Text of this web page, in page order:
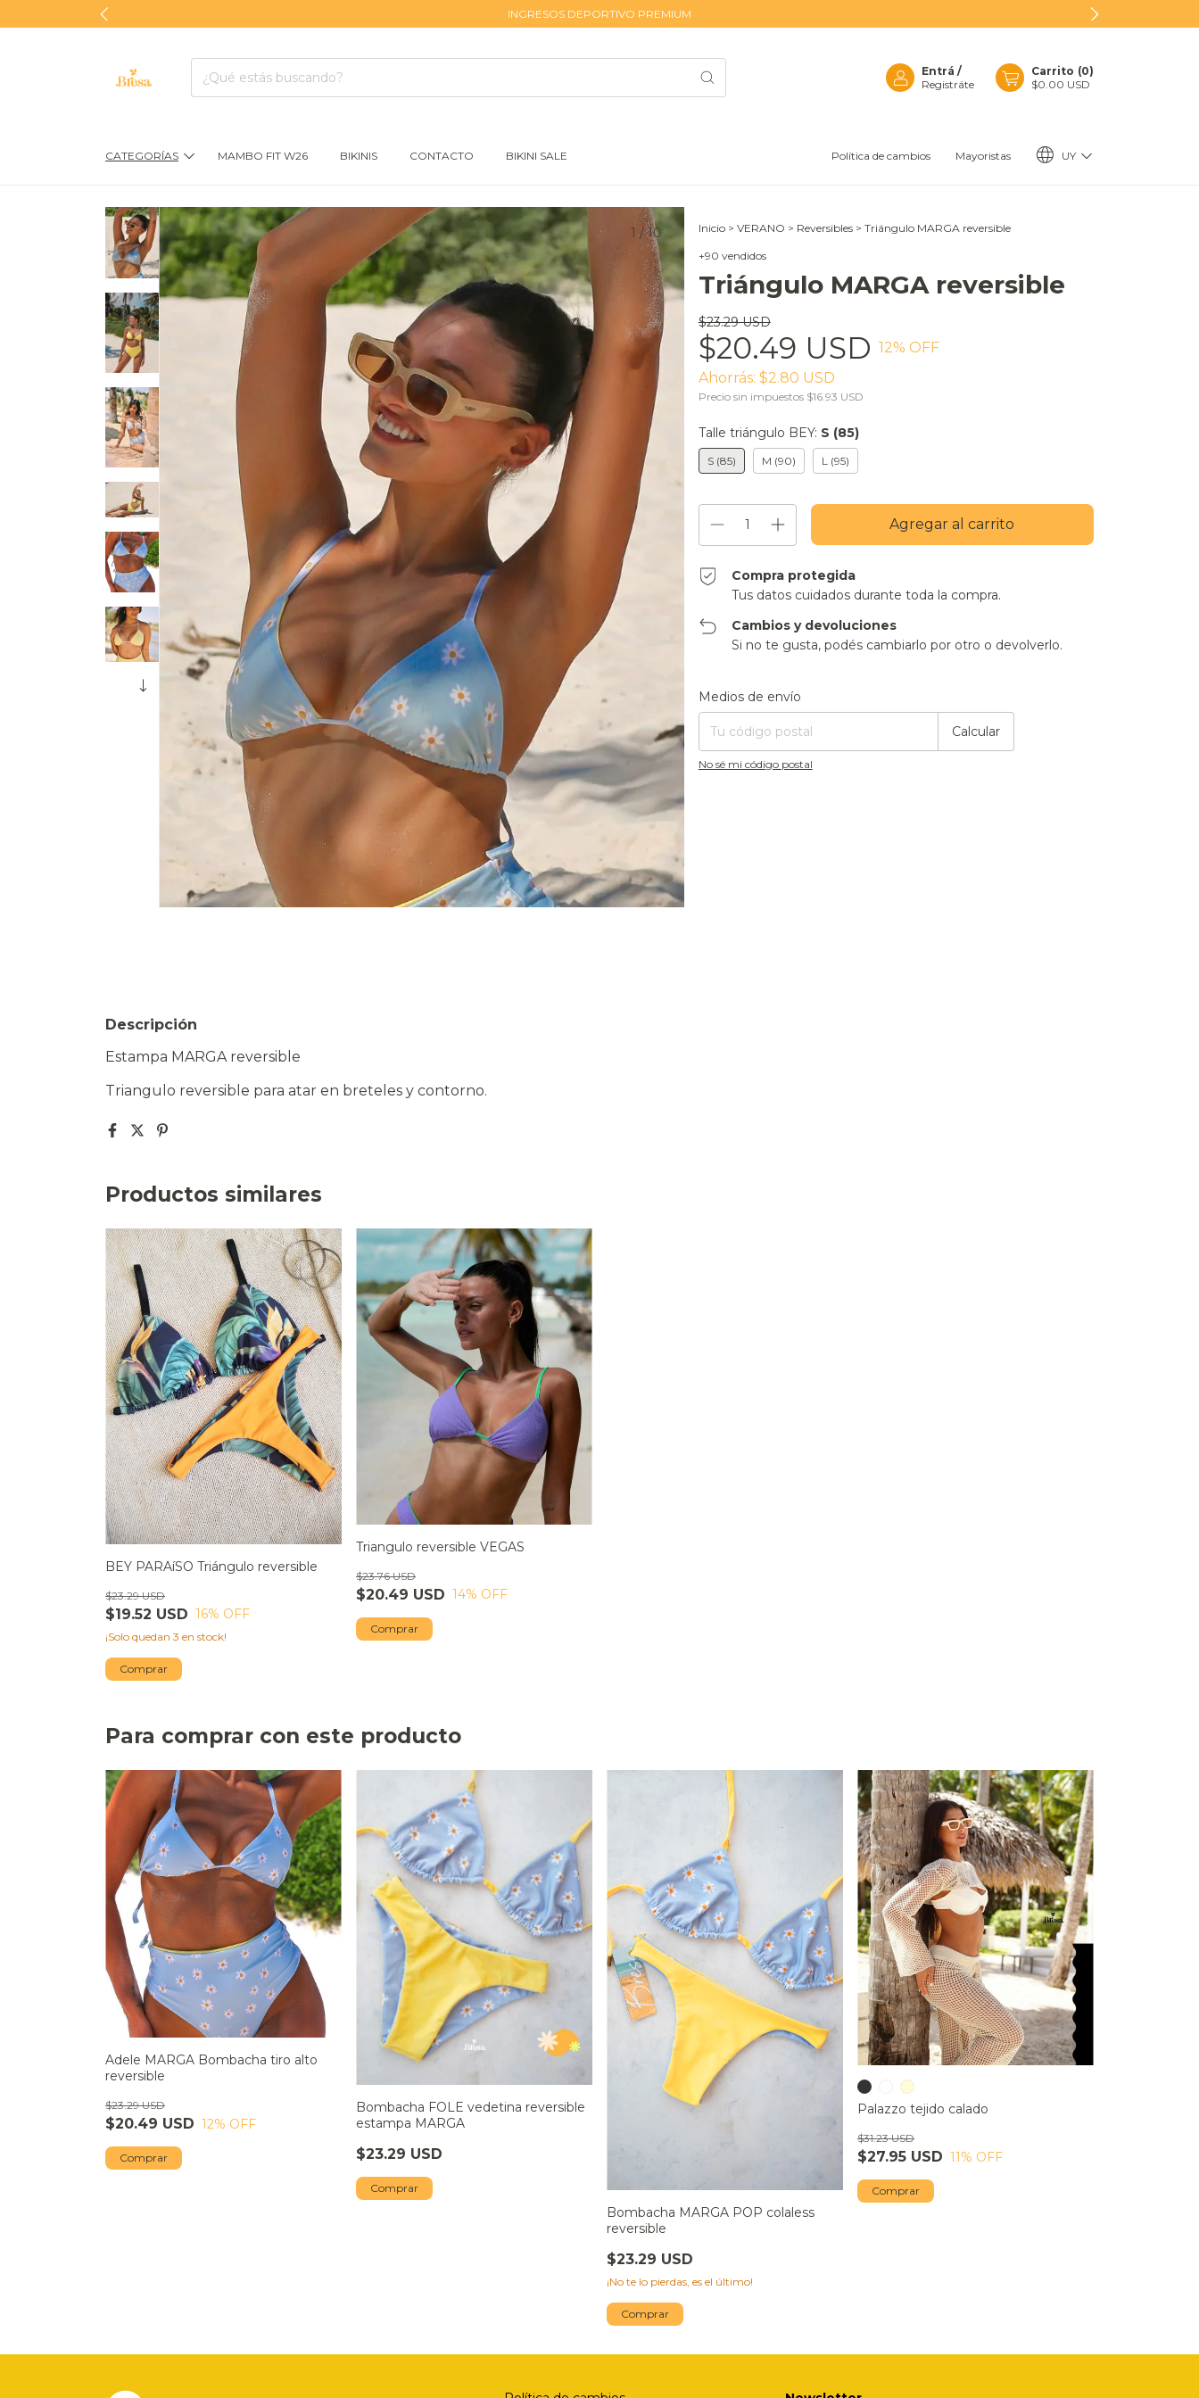
INGRESOS DEPORTIVO PREMIUM
Entrá /
Registráte
Carrito (0)
$0.00 USD
CATEGORÍAS MAMBO FIT W26 BIKINIS CONTACTO BIKINI SALE Política de cambios Mayoristas UY
1 /10 Inicio > VERANO > Reversibles > Triángulo MARGA reversible
+90 vendidos
Triángulo MARGA reversible
$23.29 USD
$20.49 USD 12% OFF
Ahorrás: $2.80 USD
Precio sin impuestos $16.93 USD
Talle triángulo BEY: S (85)
S (85) M (90) L (95)
Compra protegida
Tus datos cuidados durante toda la compra.
Cambios y devoluciones
Si no te gusta, podés cambiarlo por otro o devolverlo.
Entregas para el CP:
Medios de envío
Calcular
No sé mi código postal
Descripción
Estampa MARGA reversible
Triangulo reversible para atar en breteles y contorno.
Productos similares
BEY PARAíSO Triángulo reversible
$19.52 USD
$23.29 USD
16% OFF
¡Solo quedan 3 en stock!
Comprar
Triangulo reversible VEGAS
$20.49 USD
$23.76 USD
14% OFF
Comprar
Para comprar con este producto
Adele MARGA Bombacha tiro alto
reversible
$20.49 USD
$23.29 USD
12% OFF
Comprar
Bombacha FOLE vedetina reversible
estampa MARGA
$23.29 USD
Comprar
Bombacha MARGA POP colaless
reversible
$23.29 USD
¡No te lo pierdas, es el último!
Comprar
Palazzo tejido calado
$27.95 USD
$31.23 USD
11% OFF
Comprar